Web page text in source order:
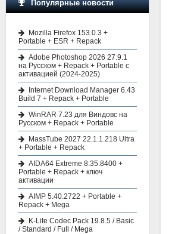
Популярные новости
Mozilla Firefox 153.0.3 +
Portable + ESR + Repack
Adobe Photoshop 2026 27.9.1
на Русском + Repack + Portable с
активацией (2024-2025)
Internet Download Manager 6.43
Build 7 + Repack + Portable
WinRAR 7.23 для Виндовс на
Русском + Repack + Portable
MassTube 2027 22.1.1.218 Ultra
+ Portable + Repack
AIDA64 Extreme 8.35.8400 +
Portable + Repack + ключ
активации
AIMP 5.40.2722 + Portable +
Repack + Mega
K-Lite Codec Pack 19.8.5 / Basic
/ Standard / Full / Mega